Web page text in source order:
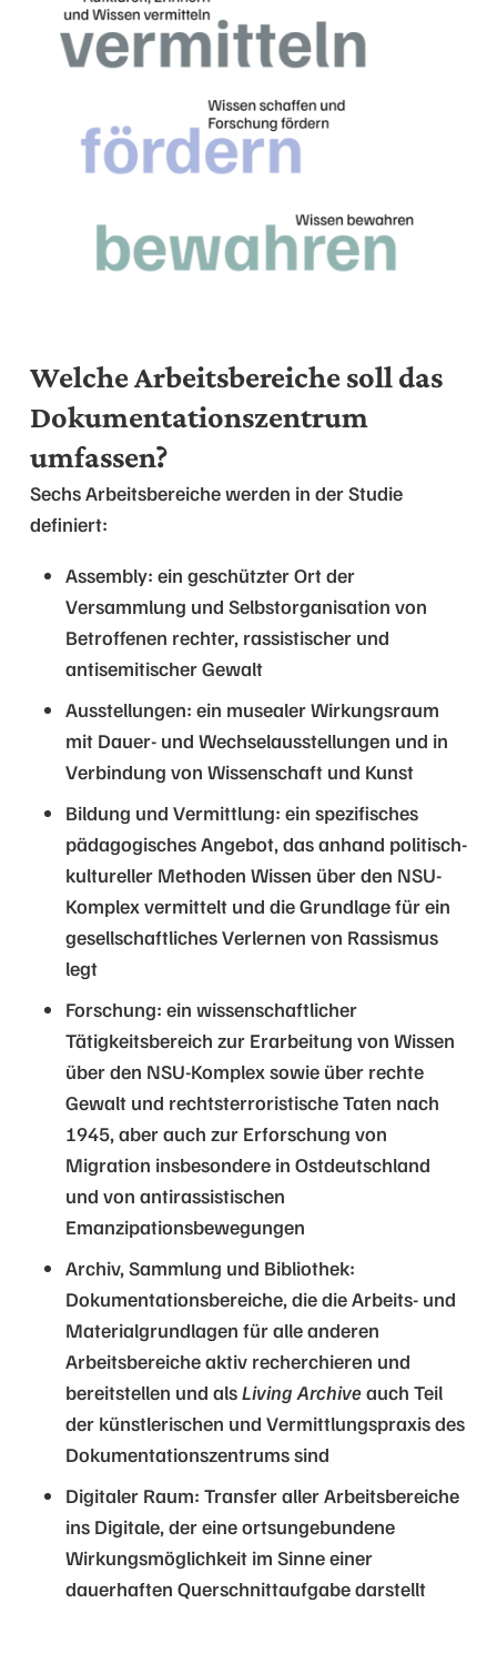
Welche Arbeitsbereiche soll das
Dokumentationszentrum
umfassen?
Sechs Arbeitsbereiche werden in der Studie
definiert:
Assembly: ein geschützter Ort der
Versammlung und Selbstorganisation von
Betroffenen rechter, rassistischer und
antisemitischer Gewalt
Ausstellungen: ein musealer Wirkungsraum
mit Dauer- und Wechselausstellungen und in
Verbindung von Wissenschaft und Kunst
Bildung und Vermittlung: ein spezifisches
pädagogisches Angebot, das anhand politisch-
kultureller Methoden Wissen über den NSU-
Komplex vermittelt und die Grundlage für ein
gesellschaftliches Verlernen von Rassismus
legt
Forschung: ein wissenschaftlicher
Tätigkeitsbereich zur Erarbeitung von Wissen
über den NSU-Komplex sowie über rechte
Gewalt und rechtsterroristische Taten nach
1945, aber auch zur Erforschung von
Migration insbesondere in Ostdeutschland
und von antirassistischen
Emanzipationsbewegungen
Archiv, Sammlung und Bibliothek:
Dokumentationsbereiche, die die Arbeits- und
Materialgrundlagen für alle anderen
Arbeitsbereiche aktiv recherchieren und
bereitstellen und alsLiving Archiveauch Teil
der künstlerischen und Vermittlungspraxis des
Dokumentationszentrums sind
Digitaler Raum: Transfer aller Arbeitsbereiche
ins Digitale, der eine ortsungebundene
Wirkungsmöglichkeit im Sinne einer
dauerhaften Querschnittaufgabe darstellt